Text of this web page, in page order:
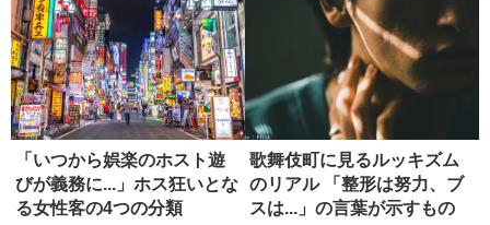
「いつから娯楽のホスト遊
びが義務に...」ホス狂いとな
る女性客の4つの分類
歌舞伎町に見るルッキズム
のリアル 「整形は努力、ブ
スは...」の言葉が示すもの